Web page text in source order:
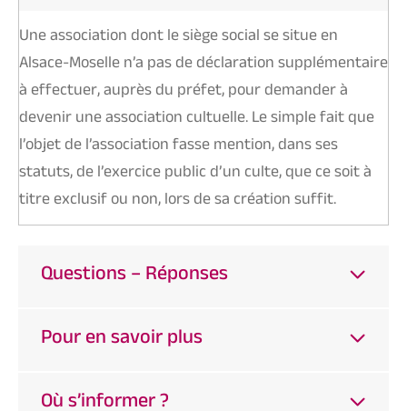
Une association dont le siège social se situe en
Alsace-Moselle n’a pas de déclaration supplémentaire
à effectuer, auprès du préfet, pour demander à
devenir une association cultuelle. Le simple fait que
l’objet de l’association fasse mention, dans ses
statuts, de l’exercice public d’un culte, que ce soit à
titre exclusif ou non, lors de sa création suffit.
Questions – Réponses
Pour en savoir plus
Où s’informer ?